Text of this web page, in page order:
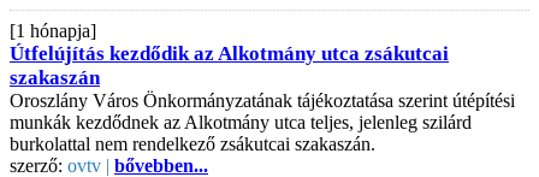
[1 hónapja]
Útfelújítás kezdődik az Alkotmány utca zsákutcai
szakaszán
Oroszlány Város Önkormányzatának tájékoztatása szerint útépítési
munkák kezdődnek az Alkotmány utca teljes, jelenleg szilárd
burkolattal nem rendelkező zsákutcai szakaszán.
szerző: ovtv | bővebben...